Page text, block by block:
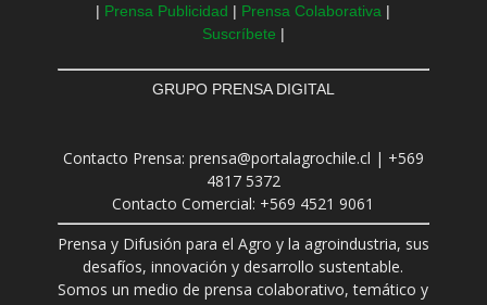
| Prensa Publicidad | Prensa Colaborativa |
Suscríbete |
GRUPO PRENSA DIGITAL
Contacto Prensa: prensa@portalagrochile.cl | +569
4817 5372
Contacto Comercial: +569 4521 9061
Prensa y Difusión para el Agro y la agroindustria, sus
desafíos, innovación y desarrollo sustentable.
Somos un medio de prensa colaborativo, temático y